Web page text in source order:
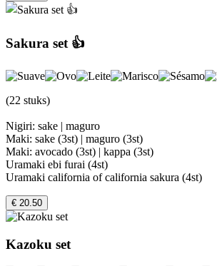
Sakura set 👍
(22 stuks)
Nigiri: sake | maguro
Maki: sake (3st) | maguro (3st)
Maki: avocado (3st) | kappa (3st)
Uramaki ebi furai (4st)
Uramaki california of california sakura (4st)
€ 20.50
Kazoku set